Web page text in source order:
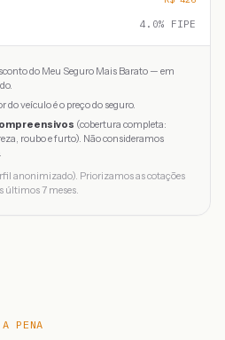
4.0% FIPE
do Meu Seguro Mais Barato — em
do veículo é o preço do seguro.
(cobertura completa:
roubo e furto). Não consideramos
anonimizado). Priorizamos as cotações
últimos 7 meses.
A PENA